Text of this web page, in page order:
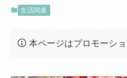
生活関連
本ページはプロモーシ